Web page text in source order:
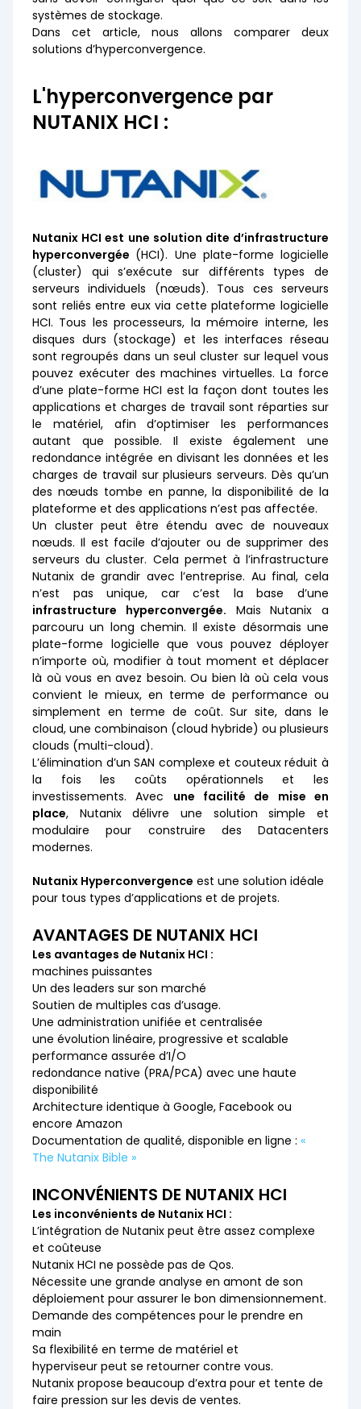
systèmes de stockage.
Dans cet article, nous allons comparer deux
solutions d’hyperconvergence.
L'hyperconvergence par
NUTANIX HCI :
Nutanix HCI est une solution dite d’infrastructure
hyperconvergée (HCI). Une plate-forme logicielle
(cluster) qui s’exécute sur différents types de
serveurs individuels (nœuds). Tous ces serveurs
sont reliés entre eux via cette plateforme logicielle
HCI. Tous les processeurs, la mémoire interne, les
disques durs (stockage) et les interfaces réseau
sont regroupés dans un seul cluster sur lequel vous
pouvez exécuter des machines virtuelles. La force
d’une plate-forme HCI est la façon dont toutes les
applications et charges de travail sont réparties sur
le matériel, afin d’optimiser les performances
autant que possible. Il existe également une
redondance intégrée en divisant les données et les
charges de travail sur plusieurs serveurs. Dès qu’un
des nœuds tombe en panne, la disponibilité de la
plateforme et des applications n’est pas affectée.
Un cluster peut être étendu avec de nouveaux
nœuds. Il est facile d’ajouter ou de supprimer des
serveurs du cluster. Cela permet à l’infrastructure
Nutanix de grandir avec l’entreprise. Au final, cela
n’est pas unique, car c’est la base d’une
infrastructure hyperconvergée. Mais Nutanix a
parcouru un long chemin. Il existe désormais une
plate-forme logicielle que vous pouvez déployer
n’importe où, modifier à tout moment et déplacer
là où vous en avez besoin. Ou bien là où cela vous
convient le mieux, en terme de performance ou
simplement en terme de coût. Sur site, dans le
cloud, une combinaison (cloud hybride) ou plusieurs
clouds (multi-cloud).
L’élimination d’un SAN complexe et couteux réduit à
la fois les coûts opérationnels et les
investissements. Avec une facilité de mise en
place, Nutanix délivre une solution simple et
modulaire pour construire des Datacenters
modernes.
Nutanix Hyperconvergence est une solution idéale
pour tous types d’applications et de projets.
AVANTAGES DE NUTANIX HCI
Les avantages de Nutanix HCI :
machines puissantes
Un des leaders sur son marché
Soutien de multiples cas d’usage.
Une administration unifiée et centralisée
une évolution linéaire, progressive et scalable
performance assurée d’I/O
redondance native (PRA/PCA) avec une haute
disponibilité
Architecture identique à Google, Facebook ou
encore Amazon
Documentation de qualité, disponible en ligne : «
The Nutanix Bible »
INCONVÉNIENTS DE NUTANIX HCI
Les inconvénients de Nutanix HCI :
L’intégration de Nutanix peut être assez complexe
et coûteuse
Nutanix HCI ne possède pas de Qos.
Nécessite une grande analyse en amont de son
déploiement pour assurer le bon dimensionnement.
Demande des compétences pour le prendre en
main
Sa flexibilité en terme de matériel et
hyperviseur peut se retourner contre vous.
Nutanix propose beaucoup d’extra pour et tente de
faire pression sur les devis de ventes.